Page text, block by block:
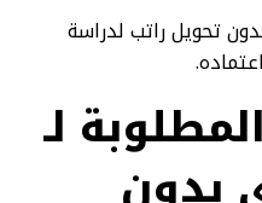
تحويل راتب لدراسة
لـ